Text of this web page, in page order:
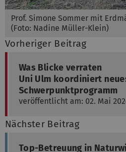
Prof. Simone Sommer mit
(Foto: Nadine Müller-Klein)
Vorheriger Beitrag
Was Blicke verraten
Uni Ulm koordiniert
Schwerpunktprogramm
veröffentlicht am: 02. Mai
Nächster Beitrag
Top-Betreuung in